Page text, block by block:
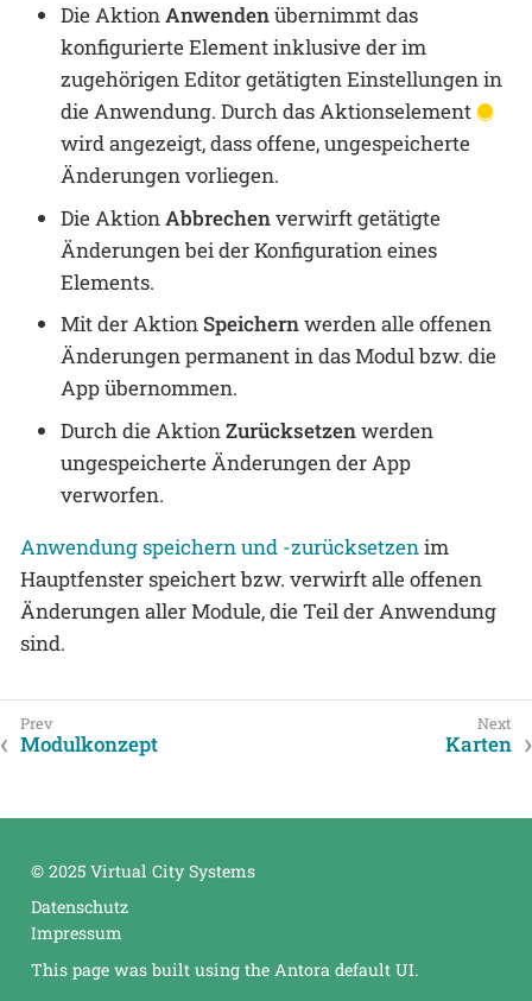
Die AktionAnwendenübernimmt das
konfigurierte Element inklusive der im
zugehörigen Editor getätigten Einstellungen in
die Anwendung. Durch das Aktionselement
wird angezeigt, dass offene, ungespeicherte
Änderungen vorliegen.
Die AktionAbbrechenverwirft getätigte
Änderungen bei der Konfiguration eines
Elements.
Mit der AktionSpeichernwerden alle offenen
Änderungen permanent in das Modul bzw. die
App übernommen.
Durch die AktionZurücksetzenwerden
ungespeicherte Änderungen der App
verworfen.
Anwendung speichern und -zurücksetzenim
Hauptfenster speichert bzw. verwirft alle offenen
Änderungen aller Module, die Teil der Anwendung
sind.
Modulkonzept Karten
© 2025 Virtual City Systems
Datenschutz
Impressum
This page was built using the Antora default UI.